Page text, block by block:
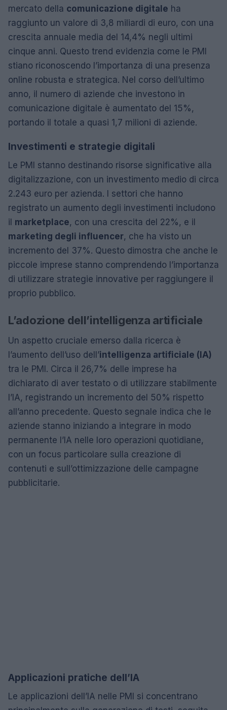
mercato della comunicazione digitale ha
raggiunto un valore di 3,8 miliardi di euro, con una
crescita annuale media del 14,4% negli ultimi
cinque anni. Questo trend evidenzia come le PMI
stiano riconoscendo l’importanza di una presenza
online robusta e strategica. Nel corso dell’ultimo
anno, il numero di aziende che investono in
comunicazione digitale è aumentato del 15%,
portando il totale a quasi 1,7 milioni di aziende.
Investimenti e strategie digitali
Le PMI stanno destinando risorse significative alla
digitalizzazione, con un investimento medio di circa
2.243 euro per azienda. I settori che hanno
registrato un aumento degli investimenti includono
il marketplace, con una crescita del 22%, e il
marketing degli influencer, che ha visto un
incremento del 37%. Questo dimostra che anche le
piccole imprese stanno comprendendo l’importanza
di utilizzare strategie innovative per raggiungere il
proprio pubblico.
L’adozione dell’intelligenza artificiale
Un aspetto cruciale emerso dalla ricerca è
l’aumento dell’uso dell’intelligenza artificiale (IA)
tra le PMI. Circa il 26,7% delle imprese ha
dichiarato di aver testato o di utilizzare stabilmente
l’IA, registrando un incremento del 50% rispetto
all’anno precedente. Questo segnale indica che le
aziende stanno iniziando a integrare in modo
permanente l’IA nelle loro operazioni quotidiane,
con un focus particolare sulla creazione di
contenuti e sull’ottimizzazione delle campagne
pubblicitarie.
Applicazioni pratiche dell’IA
Le applicazioni dell’IA nelle PMI si concentrano